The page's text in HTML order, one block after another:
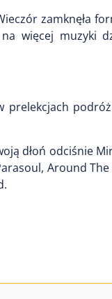
zamknęła
więcej muzyki
prelekcjach
dłoń odciśnie
Around The